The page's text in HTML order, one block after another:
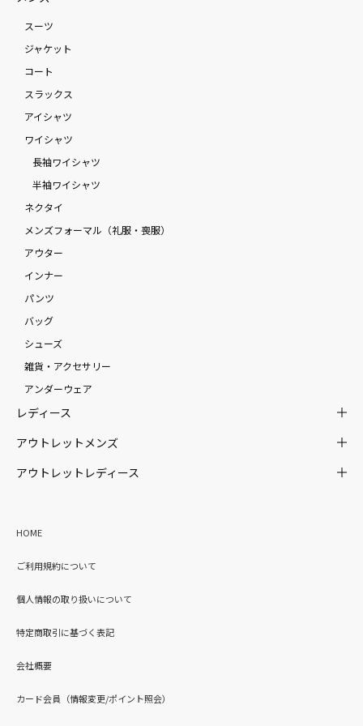
スーツ
ジャケット
コート
スラックス
アイシャツ
ワイシャツ
長袖ワイシャツ
半袖ワイシャツ
ネクタイ
メンズフォーマル（礼服・喪服）
アウター
インナー
パンツ
バッグ
シューズ
雑貨・アクセサリー
アンダーウェア
レディース
アウトレットメンズ
アウトレットレディース
HOME
ご利用規約について
個人情報の取り扱いについて
特定商取引に基づく表記
会社概要
カード会員（情報変更/ポイント照会）